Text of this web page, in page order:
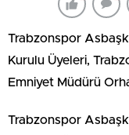
Trabzonspor
Kurulu Üyeleri,
Emniyet Müdürü
Trabzonspor